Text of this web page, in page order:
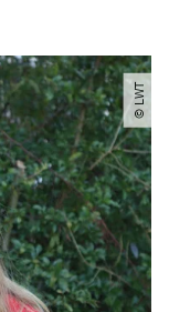
© LWT